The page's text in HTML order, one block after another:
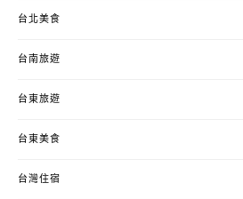
台北美食
台南旅遊
台東旅遊
台東美食
台灣住宿